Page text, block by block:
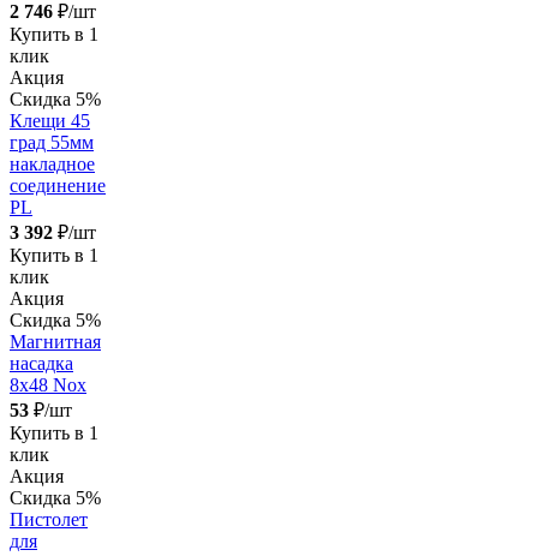
2 746 ₽/шт
Купить в 1
клик
Акция
Скидка 5%
Клещи 45
град 55мм
накладное
соединение
PL
3 392 ₽/шт
Купить в 1
клик
Акция
Скидка 5%
Магнитная
насадка
8х48 Nox
53 ₽/шт
Купить в 1
клик
Акция
Скидка 5%
Пистолет
для